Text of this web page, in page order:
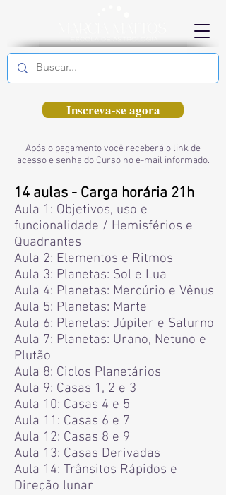
Inscreva-se agora
Após o pagamento você receberá o link de
acesso e senha do Curso no e-mail informado.
14 aulas - Carga horária 21h
Aula 1: Objetivos, uso e
funcionalidade / Hemisférios e
Quadrantes
Aula 2: Elementos e Ritmos
Aula 3: Planetas: Sol e Lua
Aula 4: Planetas: Mercúrio e Vênus
Aula 5: Planetas: Marte
Aula 6: Planetas: Júpiter e Saturno
Aula 7: Planetas: Urano, Netuno e
Plutão
Aula 8: Ciclos Planetários
Aula 9: Casas 1, 2 e 3
Aula 10: Casas 4 e 5
Aula 11: Casas 6 e 7
Aula 12: Casas 8 e 9
Aula 13: Casas Derivadas
Aula 14: Trânsitos Rápidos e
Direção lunar